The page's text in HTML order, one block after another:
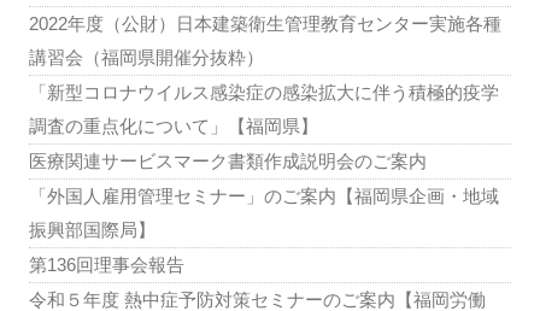
2022年度（公財）日本建築衛生管理教育センター実施各種
講習会（福岡県開催分抜粋）
「新型コロナウイルス感染症の感染拡大に伴う積極的疫学
調査の重点化について」【福岡県】
医療関連サービスマーク書類作成説明会のご案内
「外国人雇用管理セミナー」のご案内【福岡県企画・地域
振興部国際局】
第136回理事会報告
令和５年度 熱中症予防対策セミナーのご案内【福岡労働